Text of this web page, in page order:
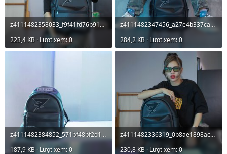
z4111482358033_f9f41fd76b913f8cd9a34840dce8dbd8.jpg
223,4 KB · Lượt xem: 0
z4111482347456_a27e4b337ca359d0cc7a62c97b5bf4b4.jpg
284,2 KB · Lượt xem: 0
z4111482384852_571bf48bf2d1757b2d150f2daad45d12.jpg
187,9 KB · Lượt xem: 0
z4111482336319_0b8ae1898ac9e32d8767050bab5ca234.jpg
230,8 KB · Lượt xem: 0